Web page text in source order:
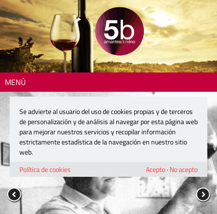
MENÚ
Se advierte al usuario del uso de cookies propias y de terceros
de personalización y de análisis al navegar por esta página web
para mejorar nuestros servicios y recopilar información
estrictamente estadística de la navegación en nuestro sitio
web.
Política de cookies
Acepto· No acepto